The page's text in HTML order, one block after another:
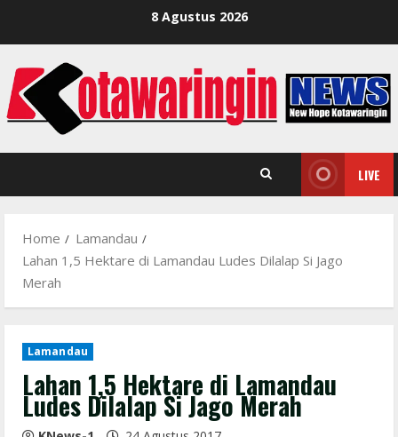
8 Agustus 2026
LIVE
Home
Lamandau
Lahan 1,5 Hektare di Lamandau Ludes Dilalap Si Jago
Merah
Lamandau
Lahan 1,5 Hektare di Lamandau
Ludes Dilalap Si Jago Merah